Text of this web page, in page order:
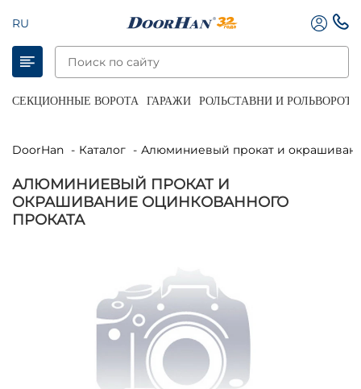
RU
СЕКЦИОННЫЕ ВОРОТА ГАРАЖИ РОЛЬСТАВНИ И РОЛЬВОРОТА
DoorHan Каталог Алюминиевый прокат и
АЛЮМИНИЕВЫЙ ПРОКАТ И
ОКРАШИВАНИЕ ОЦИНКОВАННОГО
ПРОКАТА